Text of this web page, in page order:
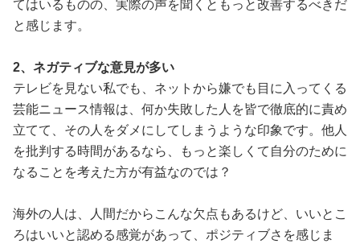
てはいるものの、実際の声を聞くともっと改善するべきだ
と感じます。
2、ネガティブな意見が多い
テレビを見ない私でも、ネットから嫌でも目に入ってくる
芸能ニュース情報は、何か失敗した人を皆で徹底的に責め
立てて、その人をダメにしてしまうような印象です。他人
を批判する時間があるなら、もっと楽しくて自分のために
なることを考えた方が有益なのでは？
海外の人は、人間だからこんな欠点もあるけど、いいとこ
ろはいいと認める感覚があって、ポジティブさを感じま